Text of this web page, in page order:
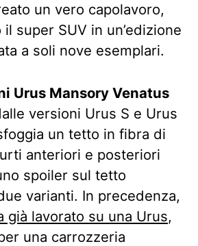
un vero capolavoro,
super SUV in un’edizione
a soli nove esemplari.
Urus Mansory Venatus
versioni Urus S e Urus
un tetto in fibra di
anteriori e posteriori
spoiler sul tetto
varianti. In precedenza,
già lavorato su una Urus,
una carrozzeria